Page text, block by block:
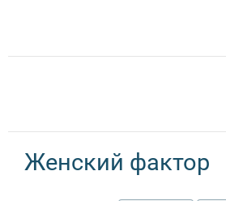
Женский фактор